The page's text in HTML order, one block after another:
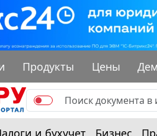
Продукты Цены
и бухучет Бизнес